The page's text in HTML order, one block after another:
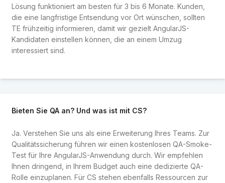
Lösung funktioniert am besten für 3 bis 6 Monate. Kunden,
die eine langfristige Entsendung vor Ort wünschen, sollten
TE frühzeitig informieren, damit wir gezielt AngularJS-
Kandidaten einstellen können, die an einem Umzug
interessiert sind.
Bieten Sie QA an? Und was ist mit CS?
Ja. Verstehen Sie uns als eine Erweiterung Ihres Teams. Zur
Qualitätssicherung führen wir einen kostenlosen QA-Smoke-
Test für Ihre AngularJS-Anwendung durch. Wir empfehlen
Ihnen dringend, in Ihrem Budget auch eine dedizierte QA-
Rolle einzuplanen. Für CS stehen ebenfalls Ressourcen zur